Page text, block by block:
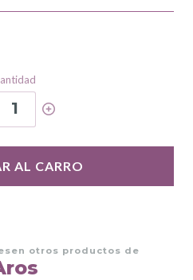
1
AL CARRO
otros productos de